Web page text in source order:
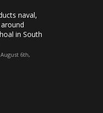
naval,
in South
6th,